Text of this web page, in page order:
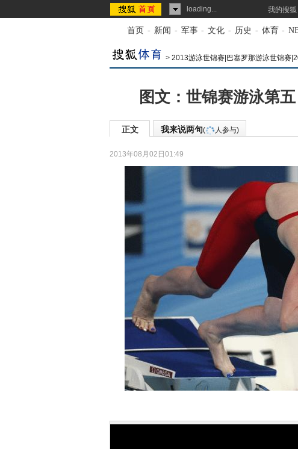
loading... 我的搜狐
首页 - 新闻 - 军事 - 文化 - 历史 - 体育 -
> 2013游泳世锦赛|巴塞罗那游泳世锦赛
图文：世锦赛游泳第
正文 我来说两句( 人参与)
2013年08月02日01:49